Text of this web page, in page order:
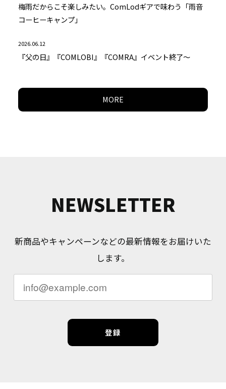
梅雨だからこそ楽しみたい。ComLodギアで味わう「雨音
コーヒーキャンプ」
2026.06.12
『父の日』『COMLOBI』『COMRA』イベント終了～
MORE
NEWSLETTER
新商品やキャンペーンなどの最新情報をお届けいた
します。
登録